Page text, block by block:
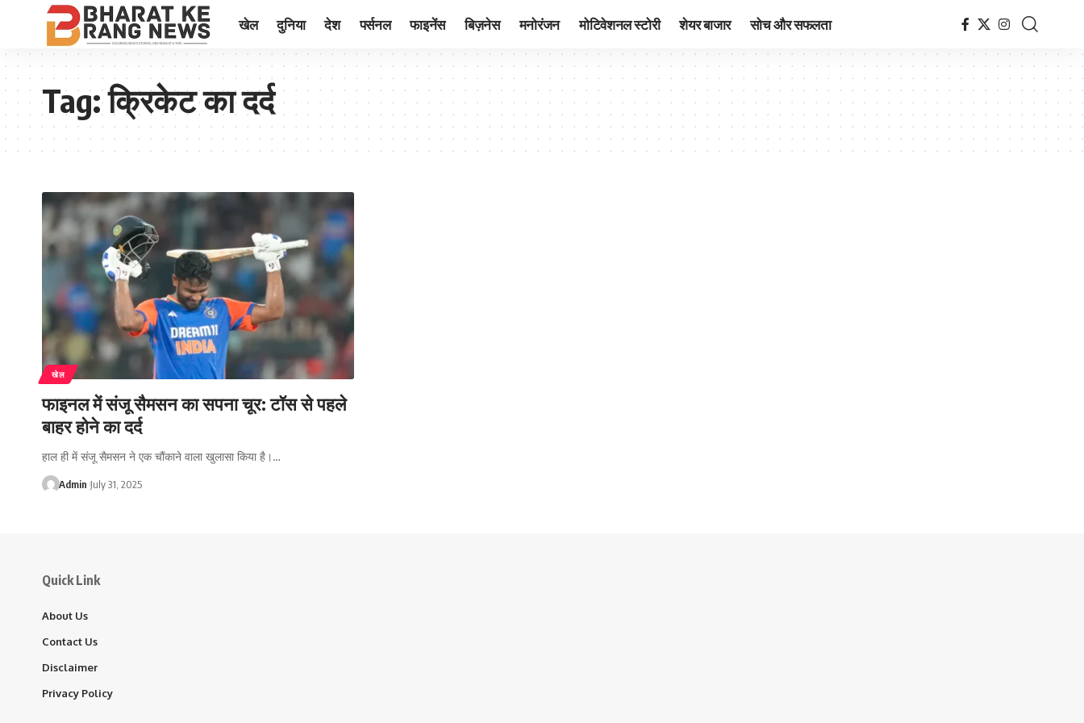
खेल दुनिया देश पर्सनल फाइनेंस बिज़नेस मनोरंजन मोटिवेशनल स्टोरी शेयर बाजार सोच और सफलता
Tag:क्रिकेट का दर्द
खेल
फाइनल में संजू सैमसन का सपना चूर: टॉस से पहले
बाहर होने का दर्द
हाल ही में संजू सैमसन ने एक चौंकाने वाला खुलासा किया है।…
Admin July 31, 2025
Quick Link
About Us
Contact Us
Disclaimer
Privacy Policy